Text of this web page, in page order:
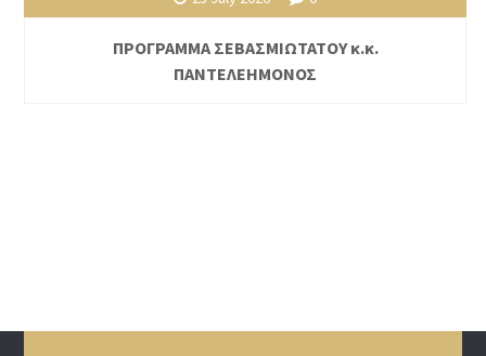
ΠΡΟΓΡΑΜΜΑ ΣΕΒΑΣΜΙΩΤΑΤΟΥ κ.κ.
ΠΑΝΤΕΛΕΗΜΟΝΟΣ